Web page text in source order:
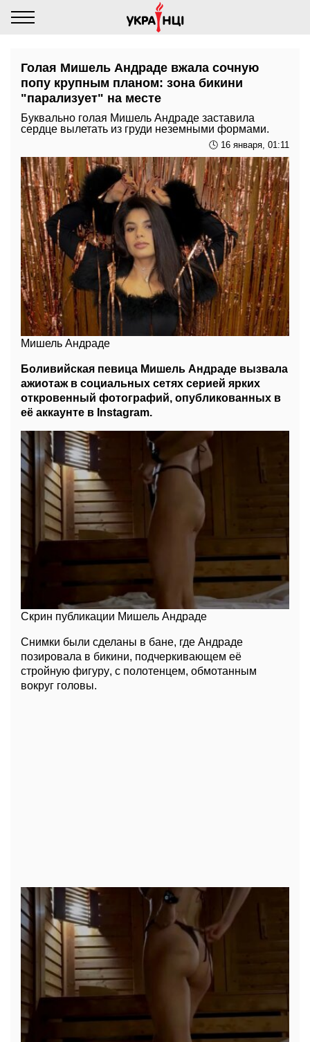
Голая Мишель Андраде вжала сочную
попу крупным планом: зона бикини
"парализует" на месте
Буквально голая Мишель Андраде заставила
сердце вылетать из груди неземными формами.
🕓 16 января, 01:11
Мишель Андраде
Боливийская певица Мишель Андраде вызвала
ажиотаж в социальных сетях серией ярких
откровенный фотографий, опубликованных в
её аккаунте в Instagram.
Скрин публикации Мишель Андраде
Снимки были сделаны в бане, где Андраде
позировала в бикини, подчеркивающем её
стройную фигуру, с полотенцем, обмотанным
вокруг головы.